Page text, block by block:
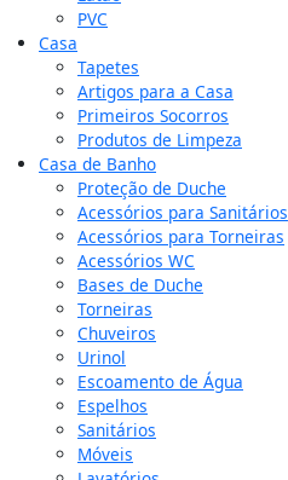
PVC
Casa
Tapetes
Artigos para a Casa
Primeiros Socorros
Produtos de Limpeza
Casa de Banho
Proteção de Duche
Acessórios para Sanitários
Acessórios para Torneiras
Acessórios WC
Bases de Duche
Torneiras
Chuveiros
Urinol
Escoamento de Água
Espelhos
Sanitários
Móveis